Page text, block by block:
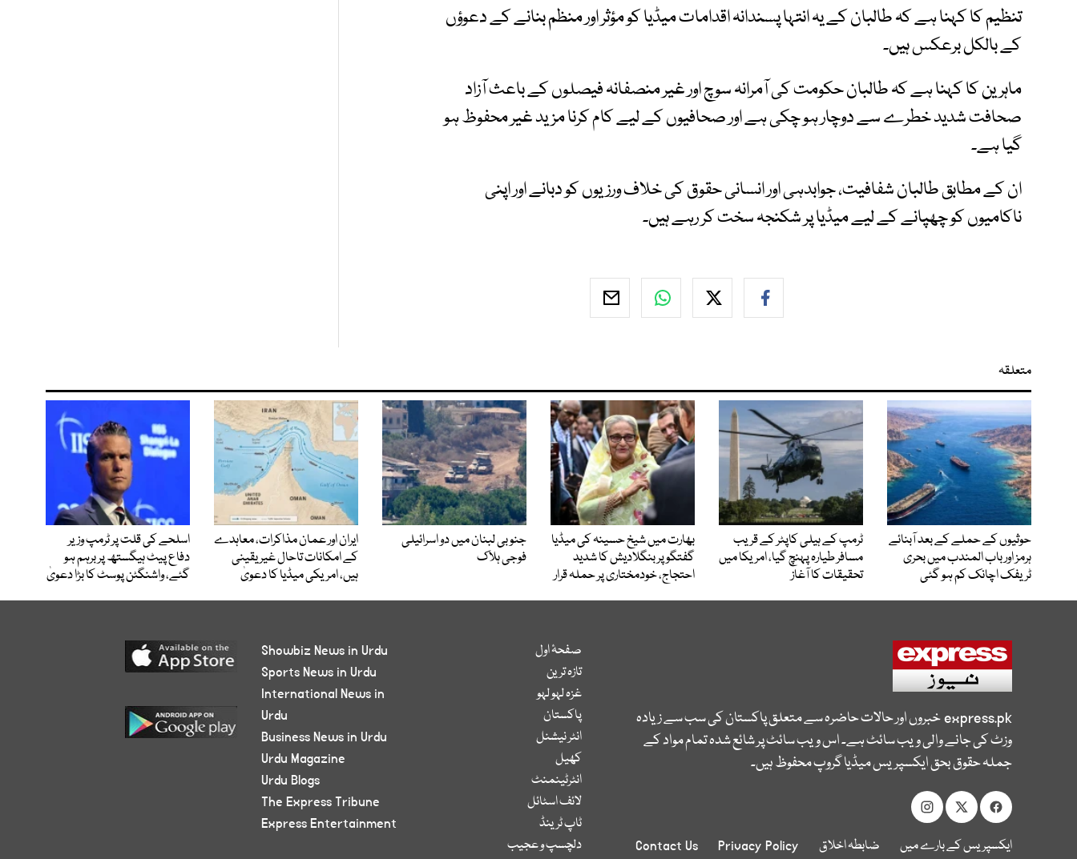
تنظیم کا کہنا ہے کہ طالبان کے یہ انتہا پسندانہ اقدامات میڈیا کو مؤثر اور منظم بنانے کے دعوؤں
کے بالکل برعکس ہیں۔
ماہرین کا کہنا ہے کہ طالبان حکومت کی آمرانہ سوچ اور غیر منصفانہ فیصلوں کے باعث آزاد
صحافت شدید خطرے سے دوچار ہو چکی ہے اور صحافیوں کے لیے کام کرنا مزید غیر محفوظ ہو
گیا ہے۔
ان کے مطابق طالبان شفافیت، جوابدہی اور انسانی حقوق کی خلاف ورزیوں کو دبانے اور اپنی
ناکامیوں کو چھپانے کے لیے میڈیا پر شکنجہ سخت کر رہے ہیں۔
متعلقہ
حوثیوں کے حملے کے بعد آبنائے
ہرمز اور باب المندب میں بحری
ٹریفک اچانک کم ہو گئی
ٹرمپ کے ہیلی کاپٹر کے قریب
مسافر طیارہ پہنچ گیا، امریکا میں
تحقیقات کا آغاز
بھارت میں شیخ حسینہ کی میڈیا
گفتگو پر بنگلادیش کا شدید
احتجاج، خودمختاری پر حملہ قرار
جنوبی لبنان میں دو اسرائیلی
فوجی ہلاک
ایران اور عمان مذاکرات، معاہدے
کے امکانات تاحال غیر یقینی
ہیں، امریکی میڈیا کا دعویٰ
اسلحے کی قلت پر ٹرمپ وزیر
دفاع پیٹ ہیگستھ پر برہم ہو
گئے، واشنگٹن پوسٹ کا بڑا دعویٰ
express.pkخبروں اور حالات حاضرہ سے متعلق پاکستان کی سب سے زیادہ
وزٹ کی جانے والی ویب سائٹ ہے۔ اس ویب سائٹ پر شائع شدہ تمام مواد کے
جملہ حقوق بحق ایکسپریس میڈیا گروپ محفوظ ہیں۔
ایکسپریس کے بارے میں ضابطہ اخلاق Privacy Policy
Contact Us
صفحۂ اول
تازہ ترین
غزہ لہو لہو
پاکستان
انٹر نیشنل
کھیل
انٹرٹینمنٹ
لائف اسٹائل
ٹاپ ٹرینڈ
دلچسپ و عجیب
Showbiz News in Urdu
Sports News in Urdu
International News in
Urdu
Business News in Urdu
Urdu Magazine
Urdu Blogs
The Express Tribune
Express Entertainment